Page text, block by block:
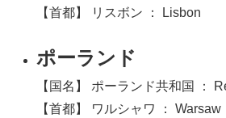
【首都】 リスボン ： Lisbon
ポーランド
【国名】 ポーランド共和国 ：
【首都】 ワルシャワ ： Warsaw